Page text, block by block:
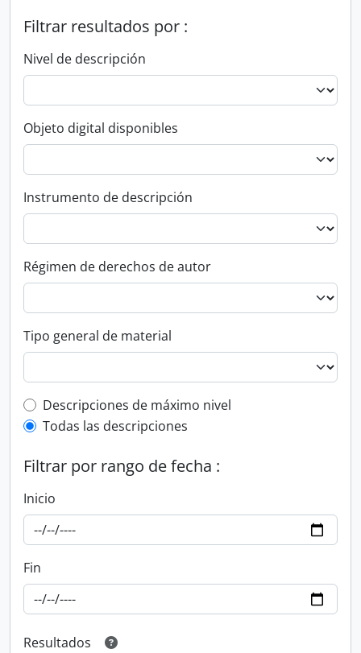
Filtrar resultados por :
Nivel de descripción
Objeto digital disponibles
Instrumento de descripción
Régimen de derechos de autor
Tipo general de material
Top-level description filter
Descripciones de máximo nivel
Todas las descripciones
Filtrar por rango de fecha :
Inicio
Fin
Resultados